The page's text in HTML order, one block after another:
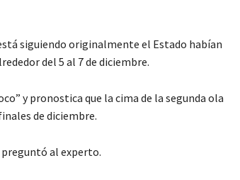
siguiendo originalmente el Estado habían
del 5 al 7 de diciembre.
y pronostica que la cima de la segunda ola
de diciembre.
preguntó al experto.